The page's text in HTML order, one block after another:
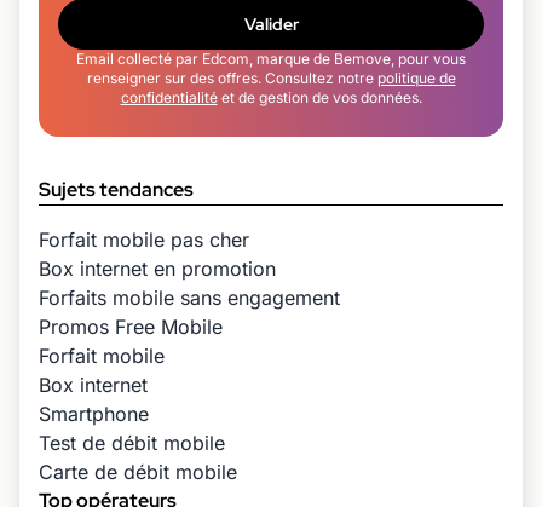
Valider
Email collecté par Edcom, marque de Bemove, pour vous
renseigner sur des offres. Consultez notre politique de
confidentialitéet de gestion de vos données.
Sujets tendances
Forfait mobile pas cher
Box internet en promotion
Forfaits mobile sans engagement
Promos Free Mobile
Forfait mobile
Box internet
Smartphone
Test de débit mobile
Carte de débit mobile
Top opérateurs